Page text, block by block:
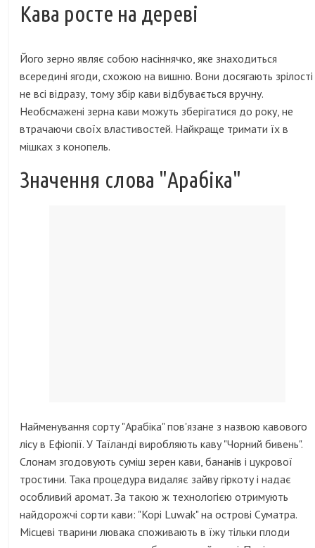
Кава росте на дереві
Його зерно являє собою насіннячко, яке знаходиться
всередині ягоди, схожою на вишню. Вони досягають зрілості
не всі відразу, тому збір кави відбувається вручну.
Необсмажені зерна кави можуть зберігатися до року, не
втрачаючи своїх властивостей. Найкраще тримати їх в
мішках з конопель.
Значення слова "Арабіка"
Найменування сорту "Арабіка" пов'язане з назвою кавового
лісу в Ефіопії. У Таїланді виробляють каву "Чорний бивень".
Слонам згодовують суміш зерен кави, бананів і цукрової
тростини. Така процедура видаляє зайву гіркоту і надає
особливий аромат. За такою ж технологією отримують
найдорожчі сорти кави: "Kopi Luwak" на острові Суматра.
Місцеві тварини лювака споживають в їжу тільки плоди